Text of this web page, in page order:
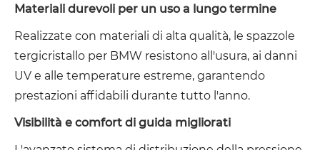
Materiali durevoli per un uso a lungo termine
Realizzate con materiali di alta qualità, le spazzole
tergicristallo per BMW resistono all'usura, ai danni
UV e alle temperature estreme, garantendo
prestazioni affidabili durante tutto l'anno.
Visibilità e comfort di guida migliorati